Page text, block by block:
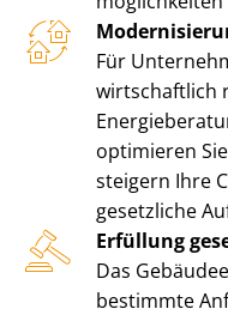
Für
wirtschaftlich
optimieren
steigern Ihre
gesetzliche
Erfüllung
Das
bestimmte